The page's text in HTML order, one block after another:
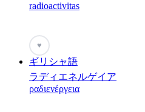
radioactivitas
♥
ギリシャ語
ラディエネルゲイア
ραδιενέργεια